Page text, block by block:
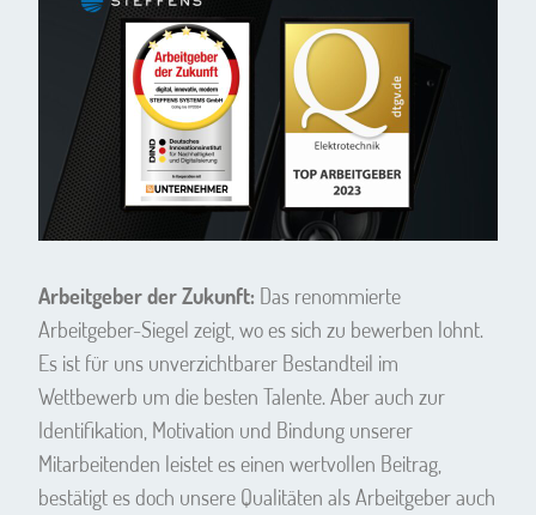
Arbeitgeber der Zukunft: Das renommierte
Arbeitgeber-Siegel zeigt, wo es sich zu bewerben lohnt.
Es ist für uns unverzichtbarer Bestandteil im
Wettbewerb um die besten Talente. Aber auch zur
Identifikation, Motivation und Bindung unserer
Mitarbeitenden leistet es einen wertvollen Beitrag,
bestätigt es doch unsere Qualitäten als Arbeitgeber auch